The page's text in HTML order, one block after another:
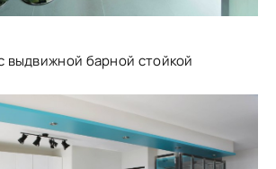
выдвижной барной стойкой